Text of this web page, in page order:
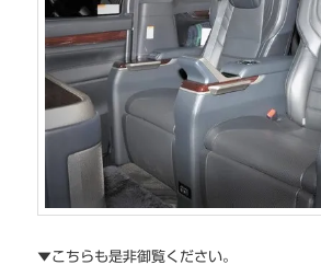
▼こちらも是非御覧ください。